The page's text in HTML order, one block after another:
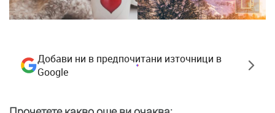
Добави ни в предпочитани източници в
Google